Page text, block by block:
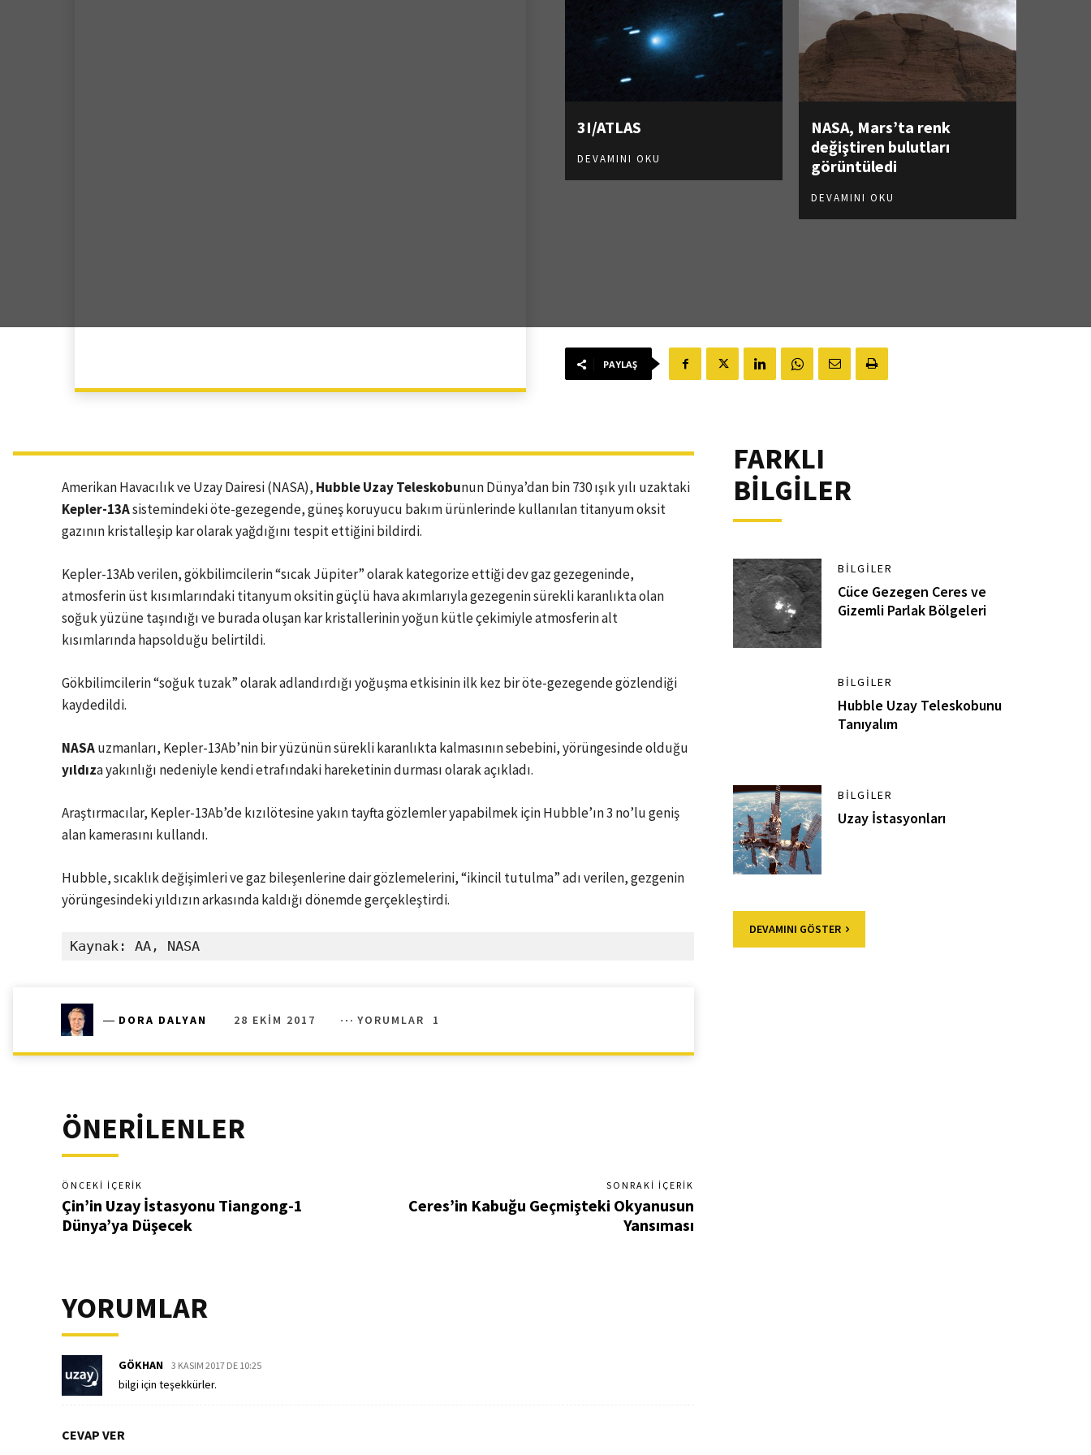
3I/ATLAS
DEVAMINI OKU
NASA, Mars’ta renk
değiştiren bulutları
görüntüledi
DEVAMINI OKU
PAYLAŞ
Amerikan Havacılık ve Uzay Dairesi (NASA), Hubble Uzay Teleskobunun Dünya’dan bin 730 ışık yılı uzaktaki
Kepler-13Asistemindeki öte-gezegende, güneş koruyucu bakım ürünlerinde kullanılan titanyum oksit
gazının kristalleşip kar olarak yağdığını tespit ettiğini bildirdi.
Kepler-13Ab verilen, gökbilimcilerin “sıcak Jüpiter” olarak kategorize ettiği dev gaz gezegeninde,
atmosferin üst kısımlarındaki titanyum oksitin güçlü hava akımlarıyla gezegenin sürekli karanlıkta olan
soğuk yüzüne taşındığı ve burada oluşan kar kristallerinin yoğun kütle çekimiyle atmosferin alt
kısımlarında hapsolduğu belirtildi.
Gökbilimcilerin “soğuk tuzak” olarak adlandırdığı yoğuşma etkisinin ilk kez bir öte-gezegende gözlendiği
kaydedildi.
NASAuzmanları, Kepler-13Ab’nin bir yüzünün sürekli karanlıkta kalmasının sebebini, yörüngesinde olduğu
yıldıza yakınlığı nedeniyle kendi etrafındaki hareketinin durması olarak açıkladı.
Araştırmacılar, Kepler-13Ab’de kızılötesine yakın tayfta gözlemler yapabilmek için Hubble’ın 3 no’lu geniş
alan kamerasını kullandı.
Hubble, sıcaklık değişimleri ve gaz bileşenlerine dair gözlemelerini, “ikincil tutulma” adı verilen, gezgenin
yörüngesindeki yıldızın arkasında kaldığı dönemde gerçekleştirdi.
Kaynak: AA, NASA
― DORA DALYAN 28 EKIM 2017 YORUMLAR 1
ÖNERİLENLER
ÖNCEKI İÇERIK
Çin’in Uzay İstasyonu Tiangong-1
Dünya’ya Düşecek
SONRAKI İÇERIK
Ceres’in Kabuğu Geçmişteki Okyanusun
Yansıması
YORUMLAR
GÖKHAN 3 KASIM 2017 DE 10:25
bilgi için teşekkürler.
CEVAP VER
FARKLI
BİLGİLER
BILGILER
Cüce Gezegen Ceres ve
Gizemli Parlak Bölgeleri
BILGILER
Hubble Uzay Teleskobunu
Tanıyalım
BILGILER
Uzay İstasyonları
DEVAMINI GÖSTER